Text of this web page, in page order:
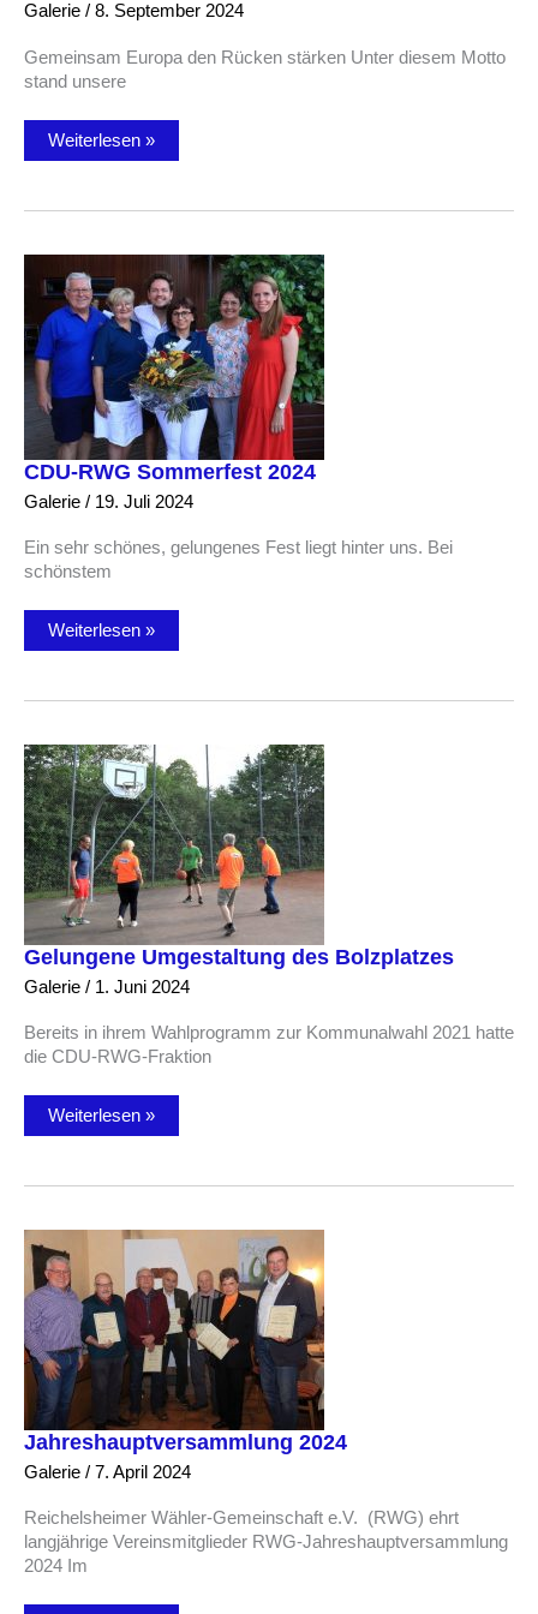
Galerie / 8. September 2024
Gemeinsam Europa den Rücken stärken Unter diesem Motto
stand unsere
Michelsmarkt
Weiterlesen »
CDU-RWG Sommerfest 2024
Galerie / 19. Juli 2024
Ein sehr schönes, gelungenes Fest liegt hinter uns. Bei
schönstem
CDU-
Weiterlesen »
Gelungene Umgestaltung des Bolzplatzes
Galerie / 1. Juni 2024
Bereits in ihrem Wahlprogramm zur Kommunalwahl 2021 hatte
die CDU-RWG-Fraktion
Gelungene
Weiterlesen »
Jahreshauptversammlung 2024
Galerie / 7. April 2024
Reichelsheimer Wähler-Gemeinschaft e.V. (RWG) ehrt
langjährige Vereinsmitglieder RWG-Jahreshauptversammlung
2024 Im